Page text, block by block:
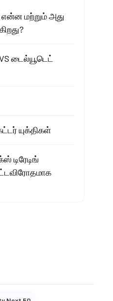
மற்றும் அது
டைல்யூடெட்
யுக்திகள்
டிரேடிங்